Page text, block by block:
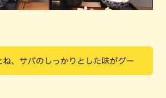
ね、サバのしっかりとした味がグー